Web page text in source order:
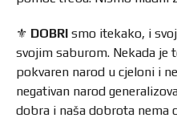
⚜️ DOBRIsmo itekako, i
svojim saburom. Nekada je
pokvaren narod u cjeloni i
negativan narod
dobra i naša dobrota nema